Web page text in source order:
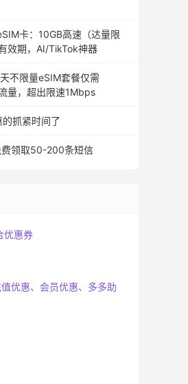
卡：10GB高速（达量限
效期，AI/TikTok神器
不限量eSIM套餐仅需
量，超出限速1Mbps
抓紧时间了
领取50-200条短信
优惠券
优惠、会员优惠、多多助